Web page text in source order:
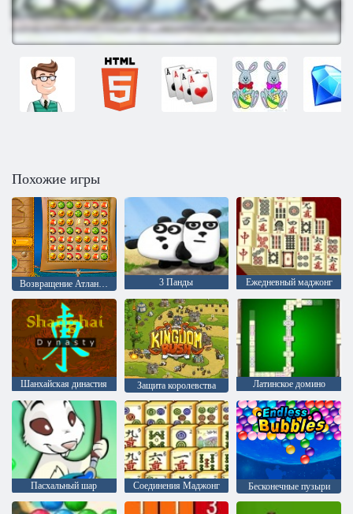
Похожие игры
Возвращение Атлантиды 3 Панды Ежедневный маджонг
Шанхайская династия Защита королевства Латинское домино
Пасхальный шар Соединения Маджонг Бесконечные пузыри